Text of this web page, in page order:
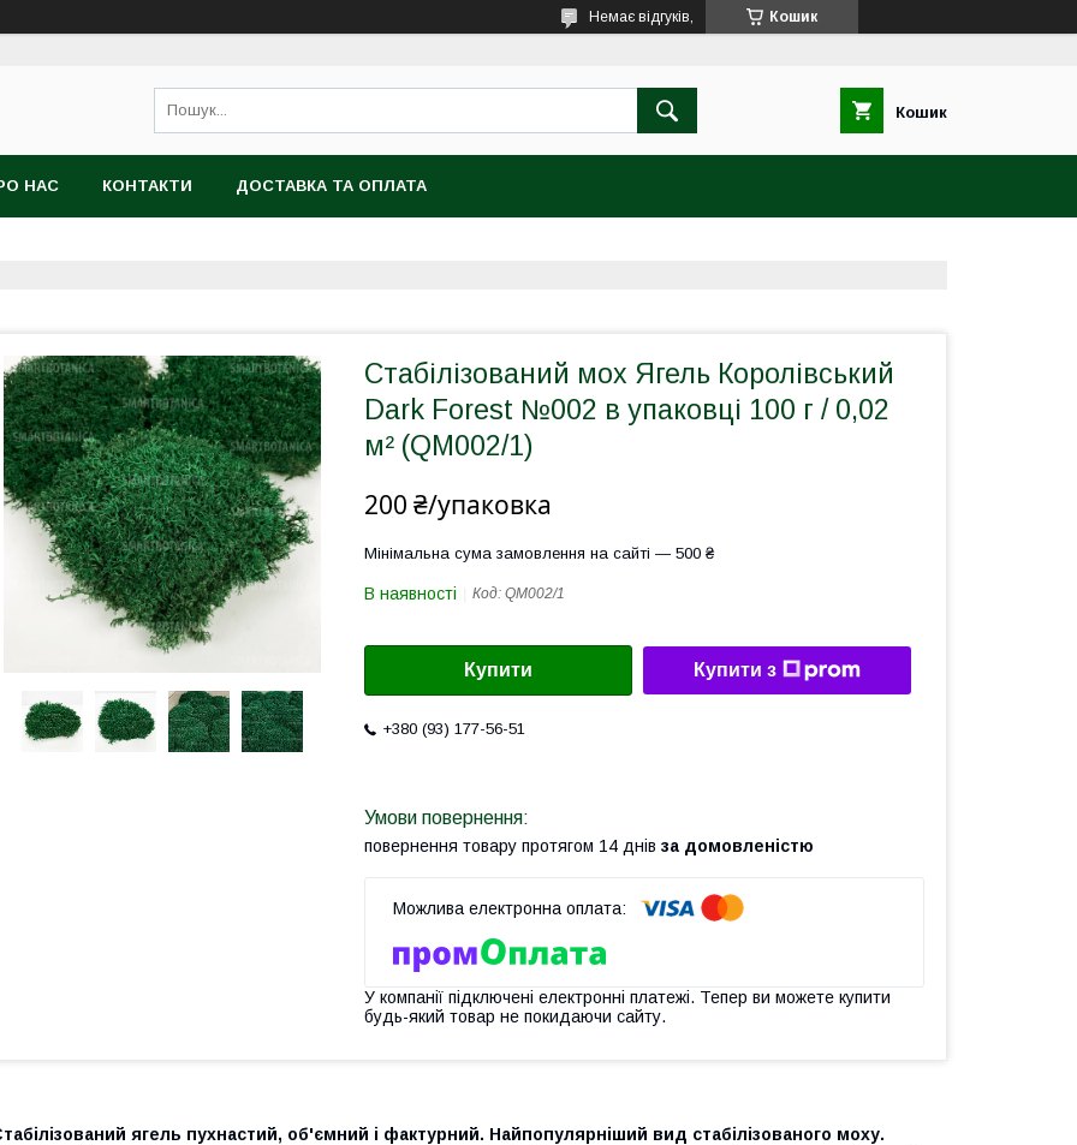
Кошик
Немає відгуків,
Кошик
НАС КОНТАКТИ ДОСТАВКА ТА ОПЛАТА
Стабілізований мох Ягель Королівський
Dark Forest №002 в упаковці 100 г / 0,02
м² (QM002/1)
200 ₴/упаковка
Мінімальна сума замовлення на сайті — 500 ₴
В наявності Код: QM002/1
Купити Купити з
+380 (93) 177-56-51
повернення товару протягом 14 днів за домовленістю
У компанії підключені електронні платежі. Тепер ви можете купити
будь-який товар не покидаючи сайту.
ягель пухнастий, об'ємний і фактурний. Найпопулярніший вид стабілізованого моху.